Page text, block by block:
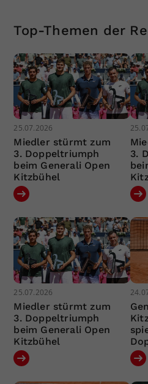
Top-Themen der
25.07.2026
Miedler stürmt zum
3. Doppeltriumph
beim Generali Open
Kitzbühel
3.
25.07.2026
Miedler stürmt zum
3. Doppeltriumph
beim Generali Open
Kitzbühel